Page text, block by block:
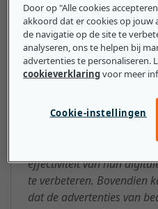
marketeers hun
specifieke groepen
Wat mkb-
weten over de
effectiviteit van hun
te verbeteren. Bovendien
dat de advertenties van
Door op "Alle cookies
akkoord dat er cookies op
de navigatie op de site te
analyseren, ons te helpen bij
advertenties te personaliseren.
cookieverklaringvoor meer
Cookie-instellingen